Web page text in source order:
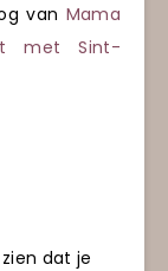
van Mama
met Sint-
dat je